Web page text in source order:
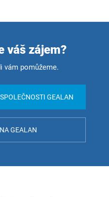
váš zájem?
vám pomůžeme.
GEALAN
GEALAN